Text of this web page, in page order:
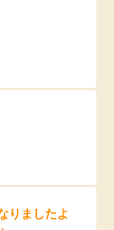
りましたよ